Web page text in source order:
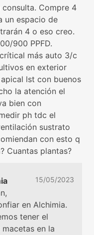
Compre 4
un espacio de
4 o eso creo.
900 PPFD.
más auto 3/c
en exterior
lst con buenos
la atención el
bien con
ph tdc el
sustrato
con esto q
Cuantas plantas?
15/05/2023
en Alchimia.
tener el
en la